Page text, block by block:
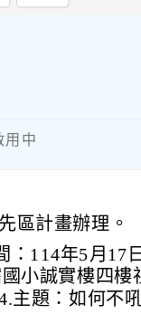
中
區計畫辦理。
年5月17日
誠實樓四樓
：如何不吼